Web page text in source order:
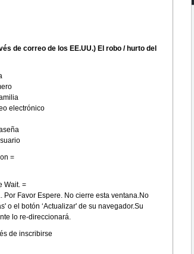
de correo de los EE.UU.) El robo / hurto del
electrónico
=
Wait. =
Por Favor Espere. No cierre esta ventana.No
o el botón ‘Actualizar' de su navegador.Su
lo re-direccionará.
de inscribirse